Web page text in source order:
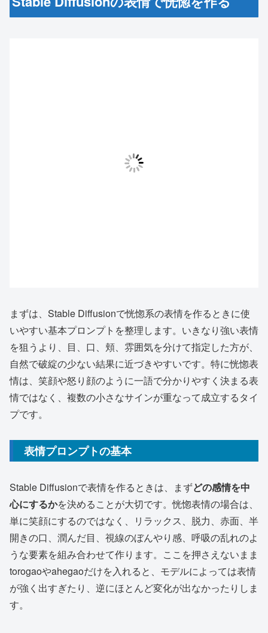
まずは、Stable Diffusionで恍惚系の表情を作るときに使
いやすい基本プロンプトを整理します。いきなり強い表情
を狙うより、目、口、頬、雰囲気を分けて指定した方が、
自然で破綻の少ない結果に近づきやすいです。特に恍惚表
情は、笑顔や怒り顔のように一語で分かりやすく決まる表
情ではなく、複数の小さなサインが重なって成立するタイ
プです。
表情プロンプトの基本
Stable Diffusionで表情を作るときは、まずどの感情を中
心にするかを決めることが大切です。恍惚表情の場合は、
単に笑顔にするのではなく、リラックス、脱力、赤面、半
開きの口、潤んだ目、視線のぼんやり感、呼吸の乱れのよ
うな要素を組み合わせて作ります。ここを押さえないまま
torogaoやahegaoだけを入れると、モデルによっては表情
が強く出すぎたり、逆にほとんど変化が出なかったりしま
す。